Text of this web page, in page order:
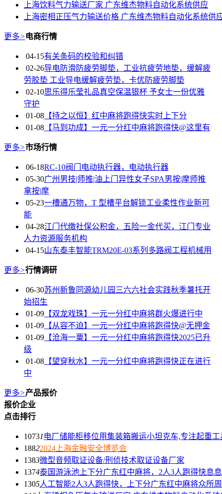
上海饮料气力输送厂家 广东维杰物料自动化系统供应
上海密相正压气力输送价格 广东维杰物料自动化系统供
更多>电商行情
04-15有关条码的校验和纠错
02-26导电防滑防疲劳脚垫，工业抗疲劳地垫，缓解疲
劳胶垫 工业导电缓解疲劳垫，卡优防疲劳脚垫
02-10思乐得乐莹礼品真空保温银杯 予女士一份优雅
守护
01-08 【持之以恒】红中麻将跑得快实时上下分
01-08 【马到功成】一元一分红中麻将跑得快@这里有
更多>市场行情
06-18RC-10阀门电动执行器，电动执行器
05-30广州男技|师推|油上门异性女子SPA男按|摩师推
拿按|摩
05-23一槽通万物，T 型槽平台解锁工业柔性作业新可
能
04-28江门代缴社保公积金，五险一金代买，江门专业
人力资源服务机构
04-15山东泰丰智能TRM20E-03系列多路阀工程机械用
更多>行情调研
06-30苏州新鲁同源幼儿园三六六社会实践秋季暑托开
始招生
01-09 【双龙戏珠】一元一分红中麻将群火爆进行中
01-09 【从容不迫】一元一分红中麻将跑得快@无押金
01-09 【沧海一粟】一元一分红中麻将跑得快2025已升
级
01-08 【望穿秋水】一元一分红中麻将跑得快正在进行
中
更多>产品报价
报价企业
点击排行
10731 电厂储能柜移位用集装箱搬运小坦克车,专注起重工
18822024上海金融安全博览会
1383微型音频取证设备/刑侦技术取证设备厂家
1374泰国游泳池上下分广东红中麻将，2人3人跑得快息
1305人工智能2人3人跑得快，上下分广东红中麻将众所